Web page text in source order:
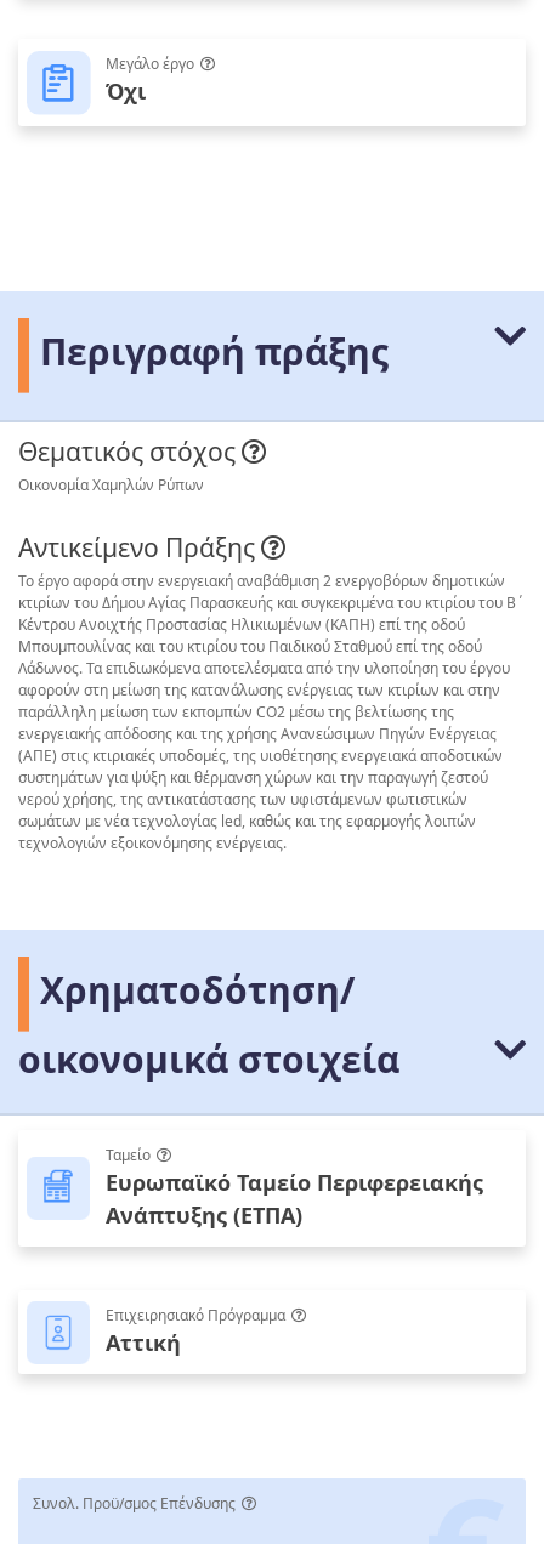
Μεγάλο έργο
Όχι
Περιγραφή πράξης
Θεματικός στόχος
Οικονομία Χαμηλών Ρύπων
Αντικείμενο Πράξης
Το έργο αφορά στην ενεργειακή αναβάθμιση 2 ενεργοβόρων δημοτικών
κτιρίων του Δήμου Αγίας Παρασκευής και συγκεκριμένα του κτιρίου του Β΄
Κέντρου Ανοιχτής Προστασίας Ηλικιωμένων (ΚΑΠΗ) επί της οδού
Μπουμπουλίνας και του κτιρίου του Παιδικού Σταθμού επί της οδού
Λάδωνος. Τα επιδιωκόμενα αποτελέσματα από την υλοποίηση του έργου
αφορούν στη μείωση της κατανάλωσης ενέργειας των κτιρίων και στην
παράλληλη μείωση των εκπομπών CO2 μέσω της βελτίωσης της
ενεργειακής απόδοσης και της χρήσης Ανανεώσιμων Πηγών Ενέργειας
(ΑΠΕ) στις κτιριακές υποδομές, της υιοθέτησης ενεργειακά αποδοτικών
συστημάτων για ψύξη και θέρμανση χώρων και την παραγωγή ζεστού
νερού χρήσης, της αντικατάστασης των υφιστάμενων φωτιστικών
σωμάτων με νέα τεχνολογίας led, καθώς και της εφαρμογής λοιπών
τεχνολογιών εξοικονόμησης ενέργειας.
Χρηματοδότηση/
οικονομικά στοιχεία
Ταμείο
Ευρωπαϊκό Ταμείο Περιφερειακής
Ανάπτυξης (ΕΤΠΑ)
Επιχειρησιακό Πρόγραμμα
Αττική
Συνολ. Προϋ/σμος Επένδυσης